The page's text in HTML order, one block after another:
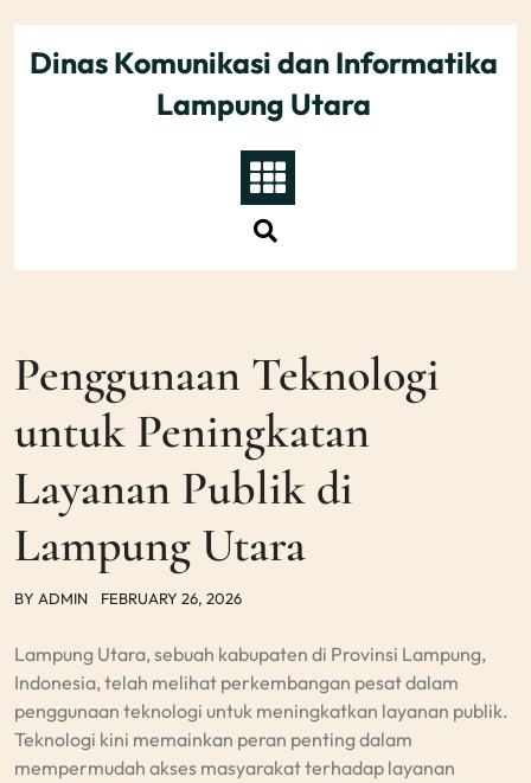
contentDinas Komunikasi dan Informatika
Lampung Utara
Penggunaan Teknologi
untuk Peningkatan
Layanan Publik di
Lampung Utara
BY ADMIN FEBRUARY 26, 2026
Lampung Utara, sebuah kabupaten di Provinsi Lampung,
Indonesia, telah melihat perkembangan pesat dalam
penggunaan teknologi untuk meningkatkan layanan publik.
Teknologi kini memainkan peran penting dalam
mempermudah akses masyarakat terhadap layanan